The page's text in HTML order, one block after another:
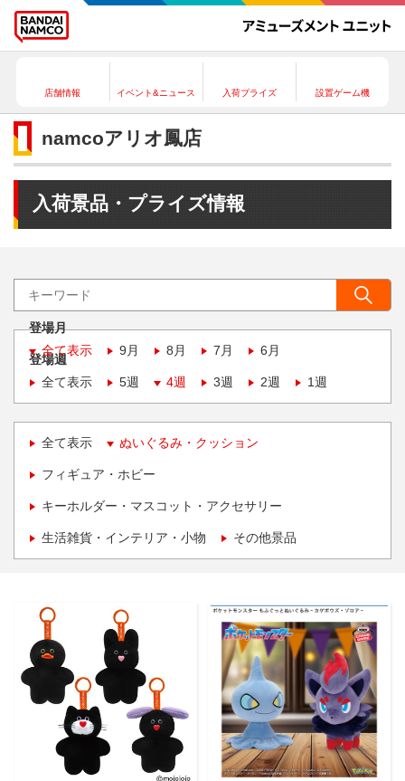
店舗情報 イベント&ニュース 入荷プライズ 設置ゲーム機
namcoアリオ鳳店
入荷景品・プライズ情報
登場月
全て表示
9月 8月 7月 6月
登場週
全て表示
5週 4週 3週 2週 1週
全て表示 ぬいぐるみ・クッション
フィギュア・ホビー
キーホルダー・マスコット・アクセサリー
生活雑貨・インテリア・小物 その他景品